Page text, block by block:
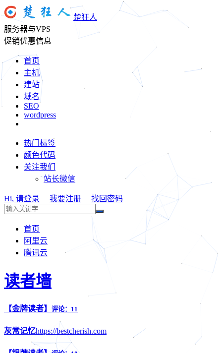
楚狂人
服务器与VPS
促销优惠信息
首页
主机
建站
域名
SEO
wordpress
热门标签
颜色代码
关注我们
站长微信
Hi, 请登录 我要注册 找回密码
首页
阿里云
腾讯云
读者墙
【金牌读者】 评论：11
灰常记忆https://bestcherish.com